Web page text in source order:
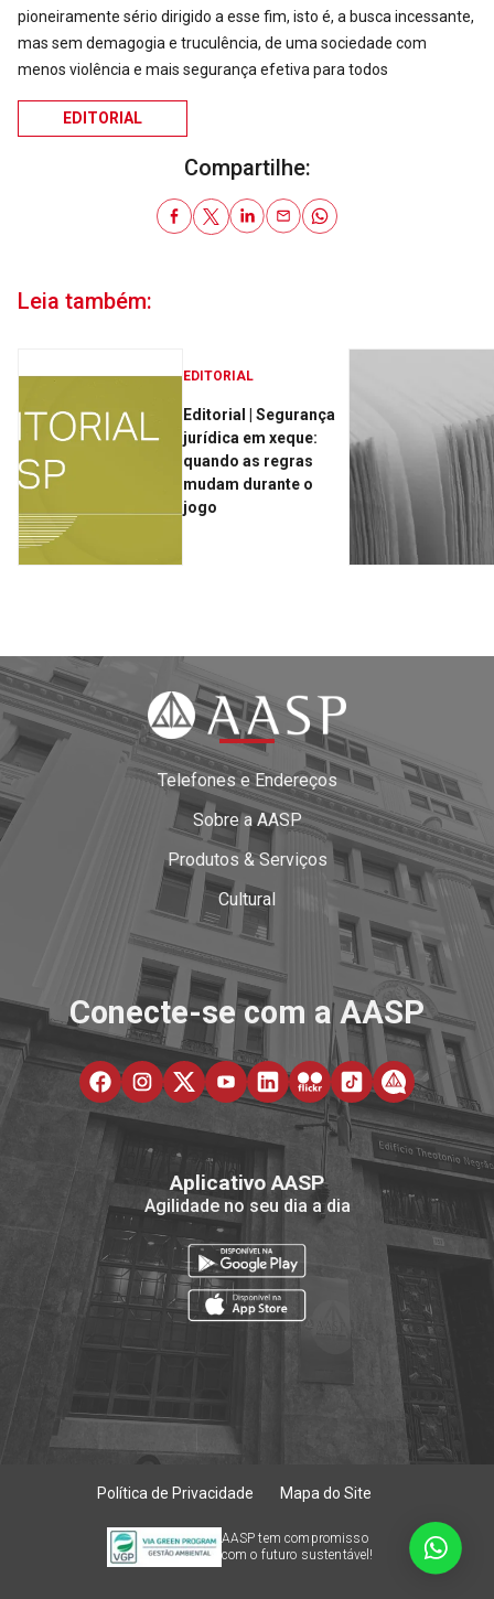
pioneiramente sério dirigido a esse fim, isto é, a busca incessante,
mas sem demagogia e truculência, de uma sociedade com
menos violência e mais segurança efetiva para todos
EDITORIAL
Compartilhe:
Leia também:
EDITORIAL
Editorial | Segurança
jurídica em xeque:
quando as regras
mudam durante o
jogo
Telefones e Endereços
Sobre a AASP
Produtos & Serviços
Cultural
Conecte-se com a AASP
Aplicativo AASP
Agilidade no seu dia a dia
Política de Privacidade Mapa do Site
AASP tem compromisso
com o futuro sustentável!